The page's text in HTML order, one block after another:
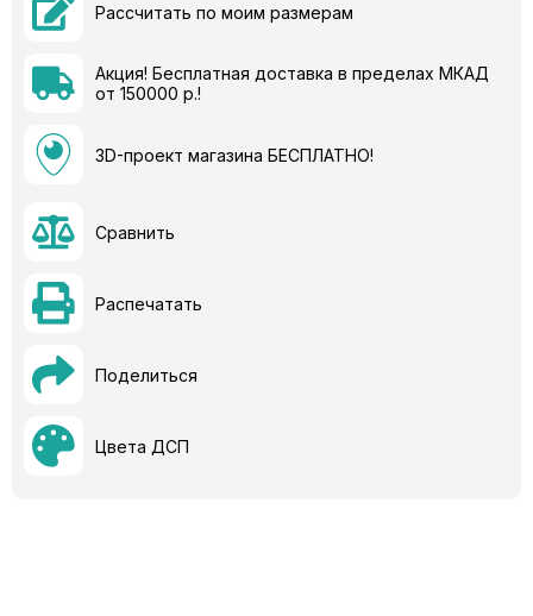
Рассчитать по моим размерам
Акция! Бесплатная доставка в пределах МКАД
от 150000 р.!
3D-проект магазина БЕСПЛАТНО!
Сравнить
Распечатать
Поделиться
Цвета ДСП